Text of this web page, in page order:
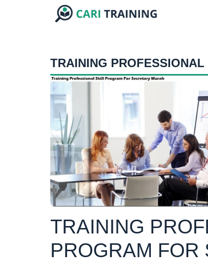
TRAINING
TRAINING
PROGRAM FOR